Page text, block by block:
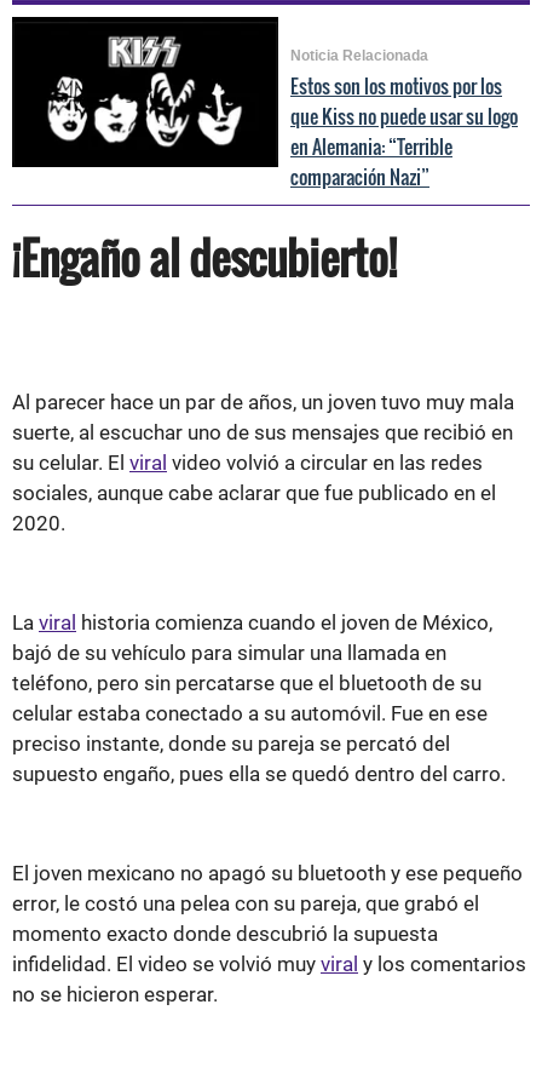
Noticia Relacionada
Estos son los motivos por los
que Kiss no puede usar su logo
en Alemania: “Terrible
comparación Nazi”
¡Engaño al descubierto!
Al parecer hace un par de años, un joven tuvo muy mala
suerte, al escuchar uno de sus mensajes que recibió en
su celular. El viral video volvió a circular en las redes
sociales, aunque cabe aclarar que fue publicado en el
2020.
La viral historia comienza cuando el joven de México,
bajó de su vehículo para simular una llamada en
teléfono, pero sin percatarse que el bluetooth de su
celular estaba conectado a su automóvil. Fue en ese
preciso instante, donde su pareja se percató del
supuesto engaño, pues ella se quedó dentro del carro.
El joven mexicano no apagó su bluetooth y ese pequeño
error, le costó una pelea con su pareja, que grabó el
momento exacto donde descubrió la supuesta
infidelidad. El video se volvió muy viral y los comentarios
no se hicieron esperar.